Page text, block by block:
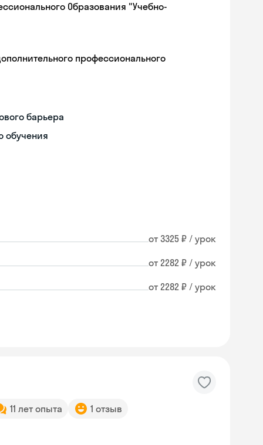
Образования "Учебно-
профессионального
барьера
обучения
от 3325 ₽ / урок
от 2282 ₽ / урок
от 2282 ₽ / урок
11 лет опыта 1 отзыв